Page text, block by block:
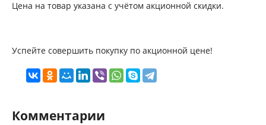
Цена на товар указана с учётом акционной скидки.
Успейте совершить покупку по акционной цене!
Комментарии